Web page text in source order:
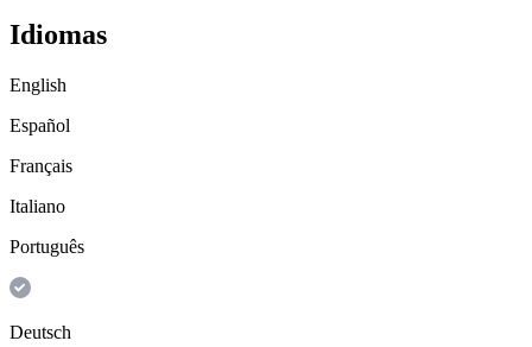
Idiomas
English
Español
Français
Italiano
Português
Deutsch